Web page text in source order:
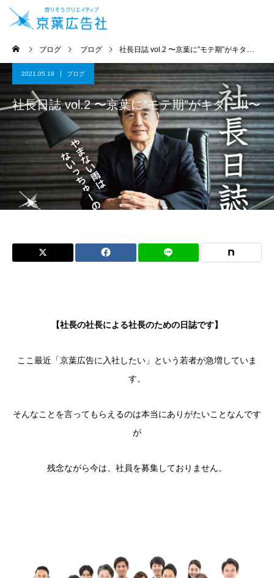
ブログ ブログ 社長日誌 vol.2 〜京葉に”モテ期”がキター!!!〜
2021.05.19 ブログ
社長日誌 vol.2 〜京葉に”モテ期”がキター!!!〜
【社長の社長による社長のための日誌です】
ここ最近「京葉広告に入社したい」という若者が急増していま
す。
そんなことを言ってもらえるのは本当にありがたいことなんです
が
残念ながら今は、社員を募集しておりません。